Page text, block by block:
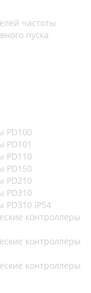
частоты
пуска
PD100
PD101
PD110
PD150
PD210
PD310
PD310 IP54
контроллеры
контроллеры
контроллеры